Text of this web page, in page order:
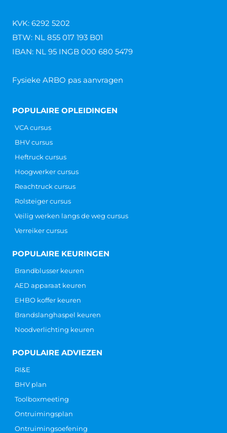
KVK: 6292 5202
BTW: NL 855 017 193 B01
IBAN: NL 95 INGB 000 680 5479
Fysieke ARBO pas aanvragen
POPULAIRE OPLEIDINGEN
VCA cursus
BHV cursus
Heftruck cursus
Hoogwerker cursus
Reachtruck cursus
Rolsteiger cursus
Veilig werken langs de weg cursus
Verreiker cursus
POPULAIRE KEURINGEN
Brandblusser keuren
AED apparaat keuren
EHBO koffer keuren
Brandslanghaspel keuren
Noodverlichting keuren
POPULAIRE ADVIEZEN
RI&E
BHV plan
Toolboxmeeting
Ontruimingsplan
Ontruimingsoefening